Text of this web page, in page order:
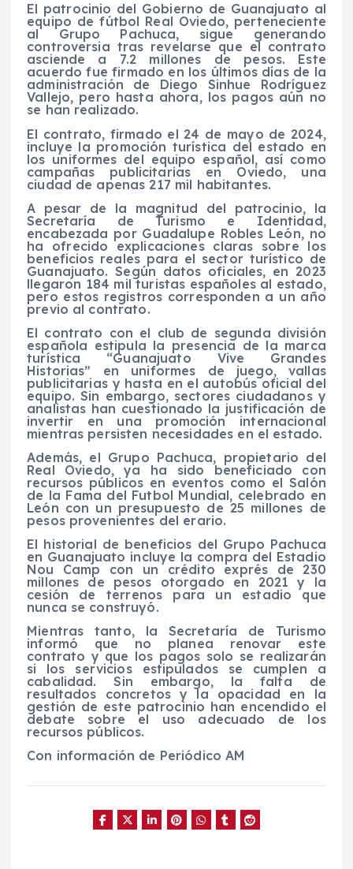
El patrocinio del Gobierno de Guanajuato al
equipo de fútbol Real Oviedo, perteneciente
al Grupo Pachuca, sigue generando
controversia tras revelarse que el contrato
asciende a 7.2 millones de pesos. Este
acuerdo fue firmado en los últimos días de la
administración de Diego Sinhue Rodríguez
Vallejo, pero hasta ahora, los pagos aún no
se han realizado.
El contrato, firmado el 24 de mayo de 2024,
incluye la promoción turística del estado en
los uniformes del equipo español, así como
campañas publicitarias en Oviedo, una
ciudad de apenas 217 mil habitantes.
A pesar de la magnitud del patrocinio, la
Secretaría de Turismo e Identidad,
encabezada por Guadalupe Robles León, no
ha ofrecido explicaciones claras sobre los
beneficios reales para el sector turístico de
Guanajuato. Según datos oficiales, en 2023
llegaron 184 mil turistas españoles al estado,
pero estos registros corresponden a un año
previo al contrato.
El contrato con el club de segunda división
española estipula la presencia de la marca
turística “Guanajuato Vive Grandes
Historias” en uniformes de juego, vallas
publicitarias y hasta en el autobús oficial del
equipo. Sin embargo, sectores ciudadanos y
analistas han cuestionado la justificación de
invertir en una promoción internacional
mientras persisten necesidades en el estado.
Además, el Grupo Pachuca, propietario del
Real Oviedo, ya ha sido beneficiado con
recursos públicos en eventos como el Salón
de la Fama del Futbol Mundial, celebrado en
León con un presupuesto de 25 millones de
pesos provenientes del erario.
El historial de beneficios del Grupo Pachuca
en Guanajuato incluye la compra del Estadio
Nou Camp con un crédito exprés de 230
millones de pesos otorgado en 2021 y la
cesión de terrenos para un estadio que
nunca se construyó.
Mientras tanto, la Secretaría de Turismo
informó que no planea renovar este
contrato y que los pagos solo se realizarán
si los servicios estipulados se cumplen a
cabalidad. Sin embargo, la falta de
resultados concretos y la opacidad en la
gestión de este patrocinio han encendido el
debate sobre el uso adecuado de los
recursos públicos.
Con información de Periódico AM